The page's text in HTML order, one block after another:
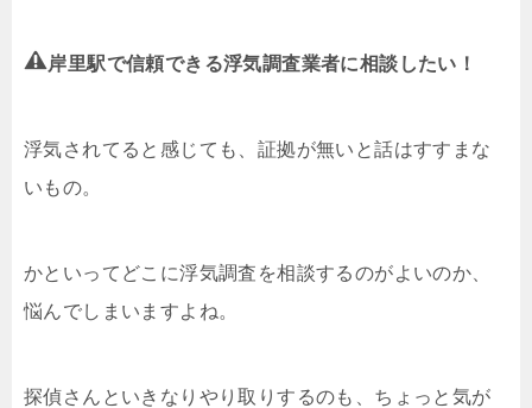
岸里駅で信頼できる浮気調査業者に相談したい！
浮気されてると感じても、証拠が無いと話はすすまな
いもの。
かといってどこに浮気調査を相談するのがよいのか、
悩んでしまいますよね。
探偵さんといきなりやり取りするのも、ちょっと気が